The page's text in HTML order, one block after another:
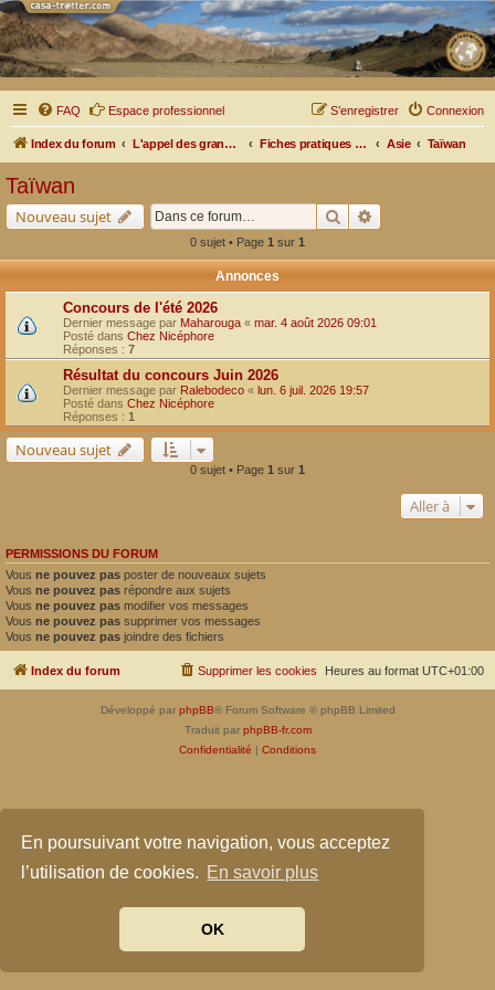
En poursuivant votre navigation, vous acceptez
l’utilisation de cookies. En savoir plus
OK
FAQ Espace professionnel Connexion
S’enregistrer
Index du forum L'appel des grands espaces Fiches pratiques par pays, pistes et bivouacs Asie Taïwan
Taïwan
Nouveau sujet Rechercher
0 sujet • Page 1 sur 1
Annonces
Concours de l'été 2026
Dernier message par Maharouga « mar. 4 août 2026 09:01
Posté dans Chez Nicéphore
Réponses : 7
Résultat du concours Juin 2026
Dernier message par Ralebodeco « lun. 6 juil. 2026 19:57
Posté dans Chez Nicéphore
Réponses : 1
Nouveau sujet
0 sujet • Page 1 sur 1
Aller à
PERMISSIONS DU FORUM
Vous ne pouvez pas poster de nouveaux sujets
Vous ne pouvez pas répondre aux sujets
Vous ne pouvez pas modifier vos messages
Vous ne pouvez pas supprimer vos messages
Vous ne pouvez pas joindre des fichiers
Index du forum Heures au format UTC+01:00
Supprimer les cookies
Développé par phpBB® Forum Software © phpBB Limited
Traduit par phpBB-fr.com
Confidentialité | Conditions